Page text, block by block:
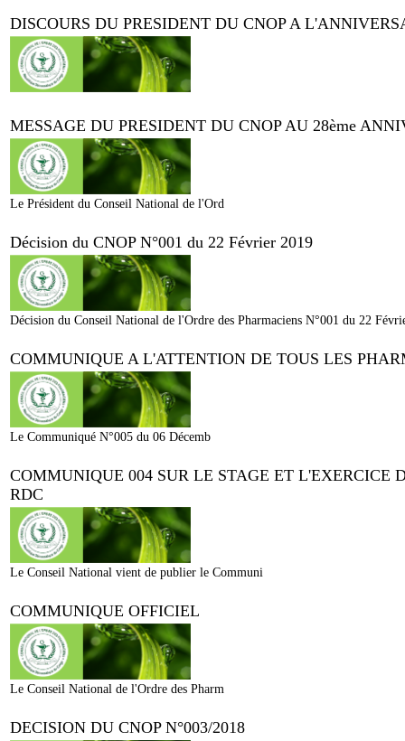
DISCOURS DU PRESIDENT DU CNOP A
MESSAGE DU PRESIDENT DU CNOP AU 28ème
Le Président du Conseil National de l'Ord
Décision du CNOP N°001 du 22 Février 2019
Décision du Conseil National de l'Ordre des Pharmaciens N°001 du 22
COMMUNIQUE A L'ATTENTION DE TOUS LES
Le Communiqué N°005 du 06 Décemb
COMMUNIQUE 004 SUR LE STAGE ET
RDC
Le Conseil National vient de publier le Communi
COMMUNIQUE OFFICIEL
Le Conseil National de l'Ordre des Pharm
DECISION DU CNOP N°003/2018